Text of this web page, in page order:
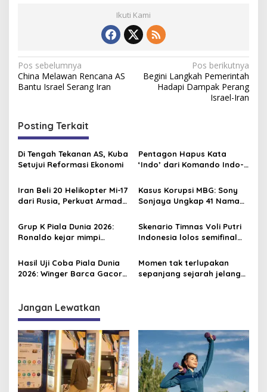
Ikuti Kami
N
a
i
g
a
s
i
p
s
Pos sebelumnya
China Melawan Rencana AS
Bantu Israel Serang Iran
Pos berikutnya
Begini Langkah Pemerintah
Hadapi Dampak Perang
Israel-Iran
Posting Terkait
Di Tengah Tekanan AS, Kuba
Setujui Reformasi Ekonomi
Pentagon Hapus Kata
‘Indo’ dari Komando Indo-
Iran Beli 20 Helikopter Mi-17
dari Rusia, Perkuat Armada
Barat
Kasus Korupsi MBG: Sony
Sonjaya Ungkap 41 Nama
Titik Dapur SPPG
Grup K Piala Dunia 2026:
Ronaldo kejar mimpi
Skenario Timnas Voli Putri
Indonesia lolos semifinal
Tisya Cs butuh mukjizat
Hasil Uji Coba Piala Dunia
2026: Winger Barca Gacor,
Momen tak terlupakan
sepanjang sejarah jelang
Jangan Lewatkan